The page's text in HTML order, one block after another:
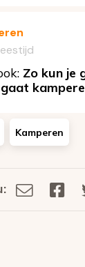
Zo kun je
Kamperen
Deel
Deel